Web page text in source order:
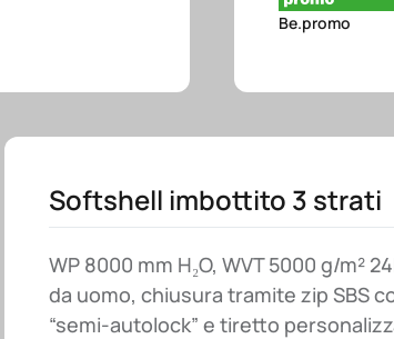
Be.promo
Softshell imbottito 3 strati
WP 8000 mm H₂O, WVT 5000 g/m²
da uomo, chiusura tramite zip SBS
“semi-autolock” e tiretto